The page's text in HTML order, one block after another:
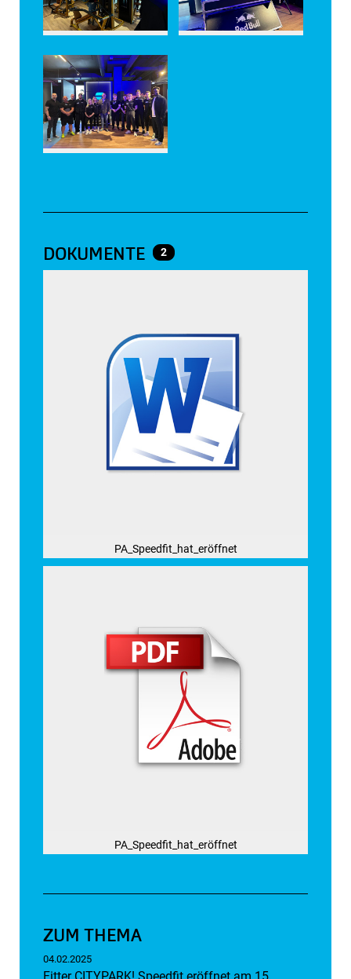
DOKUMENTE 2
PA_Speedfit_hat_eröffnet
PA_Speedfit_hat_eröffnet
ZUM THEMA
04.02.2025